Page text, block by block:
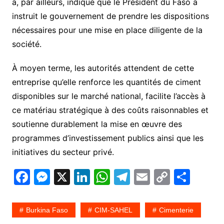
instruit le gouvernement de prendre les dispositions
nécessaires pour une mise en place diligente de la
société.
À moyen terme, les autorités attendent de cette
entreprise qu’elle renforce les quantités de ciment
disponibles sur le marché national, facilite l’accès à
ce matériau stratégique à des coûts raisonnables et
soutienne durablement la mise en œuvre des
programmes d’investissement publics ainsi que les
initiatives du secteur privé.
F
c
M
s
X Li
k
W
at
T
e
E
ai
C
p
P
ta
Burkina Faso CIM-SAHEL Cimenterie